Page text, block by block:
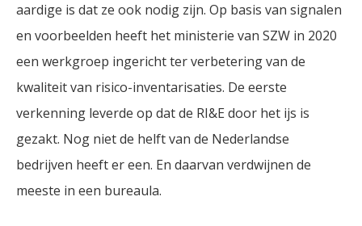
aardige is dat ze ook nodig zijn. Op basis van signalen
en voorbeelden heeft het ministerie van SZW in 2020
een werkgroep ingericht ter verbetering van de
kwaliteit van risico-inventarisaties. De eerste
verkenning leverde op dat de RI&E door het ijs is
gezakt. Nog niet de helft van de Nederlandse
bedrijven heeft er een. En daarvan verdwijnen de
meeste in een bureaula.